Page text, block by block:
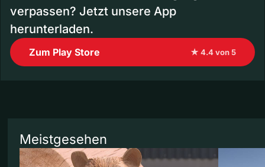
verpassen? Jetzt unsere App
herunterladen.
Zum Play Store ★ 4.4 von 5
Meistgesehen